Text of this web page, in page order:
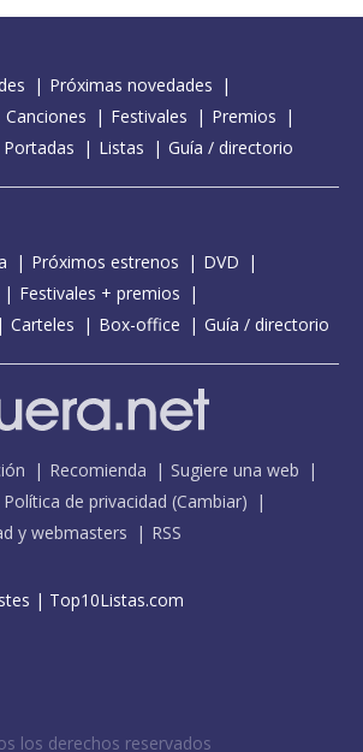
Próximas novedades
Canciones Festivales
Premios
Portadas Listas Guía / directorio
Próximos estrenos
DVD
Festivales + premios
Carteles Box-office Guía / directorio
Recomienda
Sugiere una web
Política de privacidad (Cambiar)
y webmasters RSS
| Top10Listas.com
los derechos reservados